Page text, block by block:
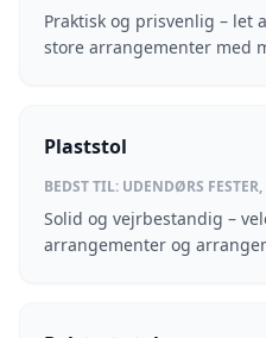
Praktisk og prisvenlig – let
store arrangementer med
Plaststol
BEDST TIL: UDENDØRS
Solid og vejrbestandig –
arrangementer og